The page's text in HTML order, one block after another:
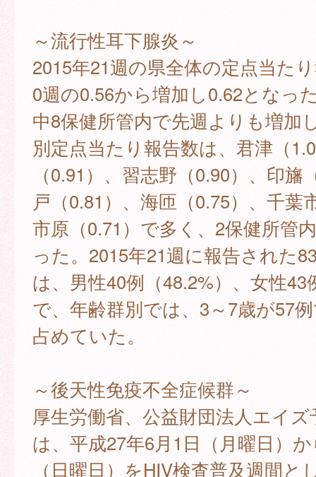
～流行性耳下腺炎～
2015年21週の県全体の定点当た
0週の0.56から増加し0.62となっ
中8保健所管内で先週よりも増加
別定点当たり報告数は、君津（
（0.91）、習志野（0.90）、印旛
戸（0.81）、海匝（0.75）、千葉
市原（0.71）で多く、2保健所管
った。2015年21週に報告された
は、男性40例（48.2%）、女性43
で、年齢群別では、3～7歳が57
占めていた。
～後天性免疫不全症候群～
厚生労働省、公益財団法人エイズ
は、平成27年6月1日（月曜日）
（日曜日）をHIV検査普及週間と